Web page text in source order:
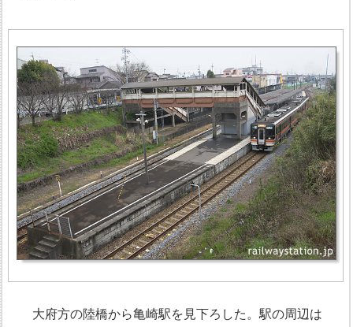
大府方の陸橋から亀崎駅を見下ろした。駅の周辺は